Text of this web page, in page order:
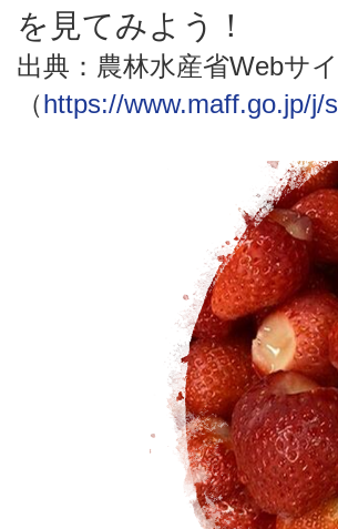
を見てみよう！
出典：農林水産省Webサ
（https://www.maff.go.jp/j/